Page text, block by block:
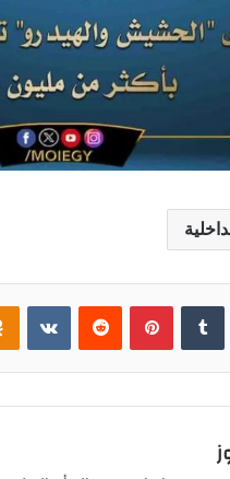
بينتيريست